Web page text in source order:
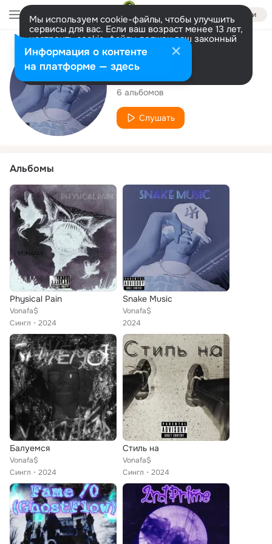
Войти
Мы используем cookie-файлы, чтобы улучшить
сервисы для вас. Если ваш возраст менее 13 лет,
настроить cookie-файлы должен ваш законный
представитель. Больше информации
Разрешить все Настроить
Исполнитель
Vonafa$
6 альбомов
Слушать
Альбомы
Physical Pain
Vonafa$
Сингл
2024
Snake Music
Vonafa$
2024
Балуемся
Vonafa$
Сингл
2024
Стиль на
Vonafa$
Сингл
2024
Информация о контенте
на платформе — здесь